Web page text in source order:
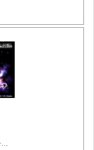
ストーリー系リーチ ケンシロウVSラオウリーチ